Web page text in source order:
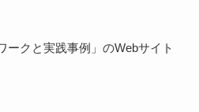
クと実践事例」のWebサイト